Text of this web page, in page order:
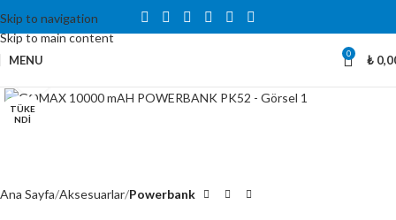
Skip to navigation
Skip to main content
MENU 0 ₺
TÜKE
NDI
Ana Sayfa Aksesuarlar Powerbank